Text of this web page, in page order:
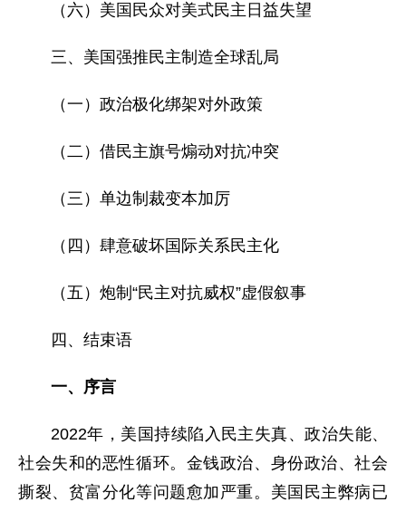
（六）美国民众对美式民主日益失望
三、美国强推民主制造全球乱局
（一）政治极化绑架对外政策
（二）借民主旗号煽动对抗冲突
（三）单边制裁变本加厉
（四）肆意破坏国际关系民主化
（五）炮制“民主对抗威权”虚假叙事
四、结束语
一、序言
2022年，美国持续陷入民主失真、政治失能、
社会失和的恶性循环。金钱政治、身份政治、社会
撕裂、贫富分化等问题愈加严重。美国民主弊病已